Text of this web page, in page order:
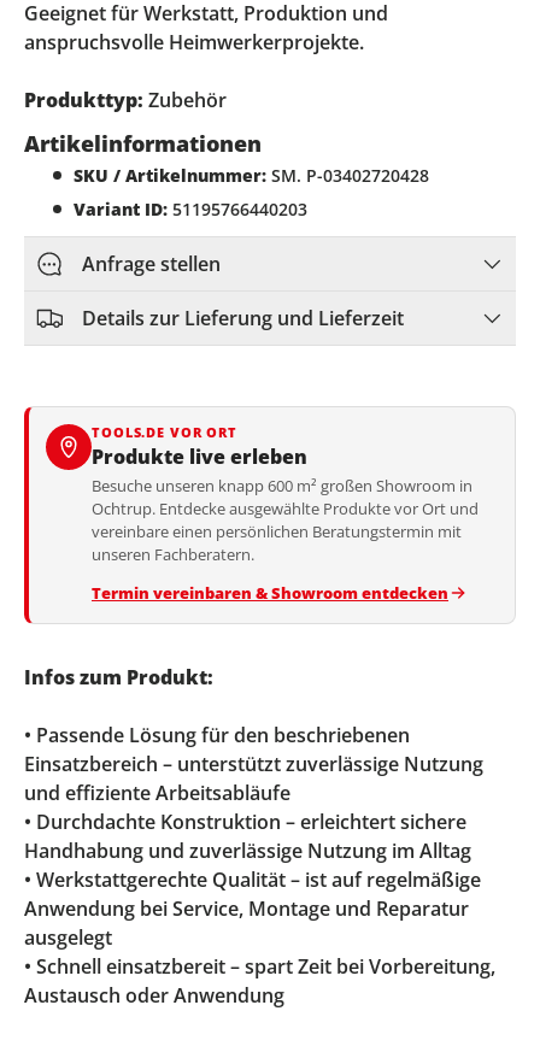
Geeignet für Werkstatt, Produktion und
anspruchsvolle Heimwerkerprojekte.
Produkttyp: Zubehör
Artikelinformationen
SKU / Artikelnummer: SM. P-03402720428
Variant ID: 51195766440203
Anfrage stellen
Details zur Lieferung und Lieferzeit
TOOLS.DE VOR ORT
Produkte live erleben
Besuche unseren knapp 600 m² großen Showroom in
Ochtrup. Entdecke ausgewählte Produkte vor Ort und
vereinbare einen persönlichen Beratungstermin mit
unseren Fachberatern.
Termin vereinbaren & Showroom entdecken
Infos zum Produkt:
• Passende Lösung für den beschriebenen
Einsatzbereich – unterstützt zuverlässige Nutzung
und effiziente Arbeitsabläufe
• Durchdachte Konstruktion – erleichtert sichere
Handhabung und zuverlässige Nutzung im Alltag
• Werkstattgerechte Qualität – ist auf regelmäßige
Anwendung bei Service, Montage und Reparatur
ausgelegt
• Schnell einsatzbereit – spart Zeit bei Vorbereitung,
Austausch oder Anwendung